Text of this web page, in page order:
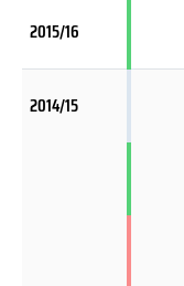
2015/16
2014/15